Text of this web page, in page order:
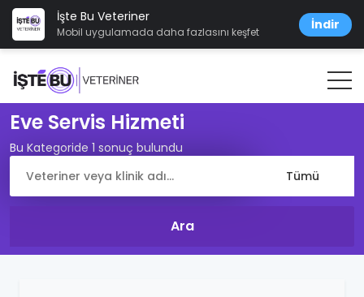
İşte Bu Veteriner
Mobil uygulamada daha fazlasını keşfet İndir
Eve Servis Hizmeti
Bu Kategoride 1 sonuç bulundu